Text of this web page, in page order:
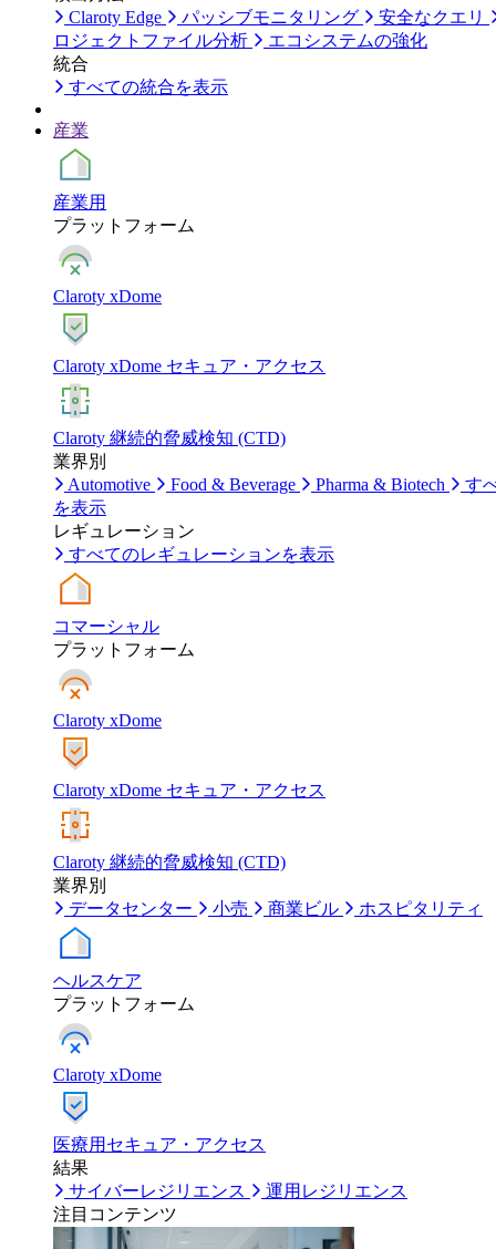
Claroty Edge
パッシブモニタリング
安全なクエリ
ロジェクトファイル分析
エコシステムの強化
統合
すべての統合を表示
産業
産業用
プラットフォーム
Claroty xDome
Claroty xDome セキュア・アクセス
Claroty 継続的脅威検知 (CTD)
業界別
Automotive
Food & Beverage Pharma & Biotech
す
を表示
レギュレーション
すべてのレギュレーションを表示
コマーシャル
プラットフォーム
Claroty xDome
Claroty xDome セキュア・アクセス
Claroty 継続的脅威検知 (CTD)
業界別
データセンター
小売 商業ビル ホスピタリティ
ヘルスケア
プラットフォーム
Claroty xDome
医療用セキュア・アクセス
結果
サイバーレジリエンス
運用レジリエンス
注目コンテンツ